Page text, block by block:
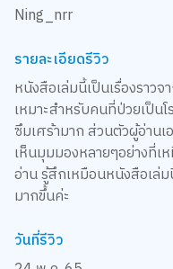
Ning_nrr
รายละเอียดรีวิว
หนังสือเล่มนี้เป็นเรื่องราว
เหมาะสำหรับคนที่ป่วยเป็น
ซึมเศร้ามาก ส่วนตัวผู้อ่าน
เห็นมุมมองหลายๆอย่างที่เ
อ่าน รู้สึกเหมือนหนังสือเล่ม
มากขึ้นค่ะ
วันที่รีวิว